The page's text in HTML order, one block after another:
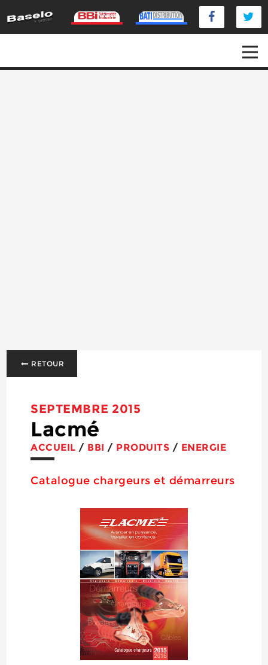
RETOUR
SEPTEMBRE 2015
Lacmé
ACCUEIL / BBI / PRODUITS / ENERGIE
Catalogue chargeurs et démarreurs